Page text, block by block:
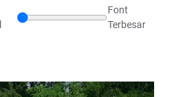
Font
Terbesar